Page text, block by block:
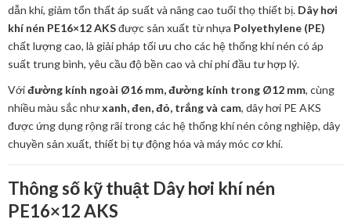
dẫn khí, giảm tổn thất áp suất và nâng cao tuổi thọ thiết bị. Dây hơi
khí nén PE16×12 AKSđược sản xuất từ nhựa Polyethylene (PE)
chất lượng cao, là giải pháp tối ưu cho các hệ thống khí nén có áp
suất trung bình, yêu cầu độ bền cao và chi phí đầu tư hợp lý.
Vớiđường kính ngoài Ø16 mm, đường kính trong Ø12 mm, cùng
nhiều màu sắc nhưxanh, đen, đỏ, trắng và cam, dây hơi PE AKS
được ứng dụng rộng rãi trong các hệ thống khí nén công nghiệp, dây
chuyền sản xuất, thiết bị tự động hóa và máy móc cơ khí.
Thông số kỹ thuật Dây hơi khí nén
PE16×12 AKS